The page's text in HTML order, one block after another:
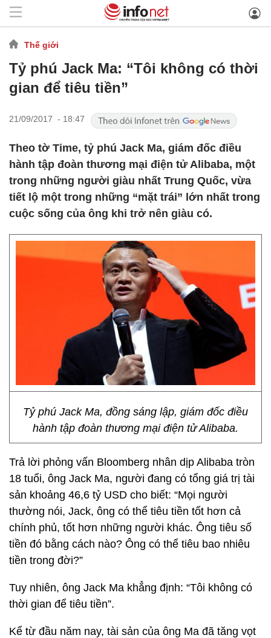
Thế giới
Tỷ phú Jack Ma: “Tôi không có thời
gian để tiêu tiền”
21/09/2017 - 18:47
Theo tờ Time, tỷ phú Jack Ma, giám đốc điều
hành tập đoàn thương mại điện tử Alibaba, một
trong những người giàu nhất Trung Quốc, vừa
tiết lộ một trong những “mặt trái” lớn nhất trong
cuộc sống của ông khi trở nên giàu có.
Tỷ phú Jack Ma, đồng sáng lập, giám đốc điều
hành tập đoàn thương mại điện tử Alibaba.
Trả lời phỏng vấn Bloomberg nhân dịp Alibaba tròn
18 tuổi, ông Jack Ma, người đang có tổng giá trị tài
sản khoảng 46,6 tỷ USD cho biết: “Mọi người
thường nói, Jack, ông có thể tiêu tiền tốt hơn cả
chính phủ, tốt hơn những người khác. Ông tiêu số
tiền đó bằng cách nào? Ông có thể tiêu bao nhiêu
tiền trong đời?”
Tuy nhiên, ông Jack Ma khẳng định: “Tôi không có
thời gian để tiêu tiền”.
Kể từ đầu năm nay, tài sản của ông Ma đã tăng vọt